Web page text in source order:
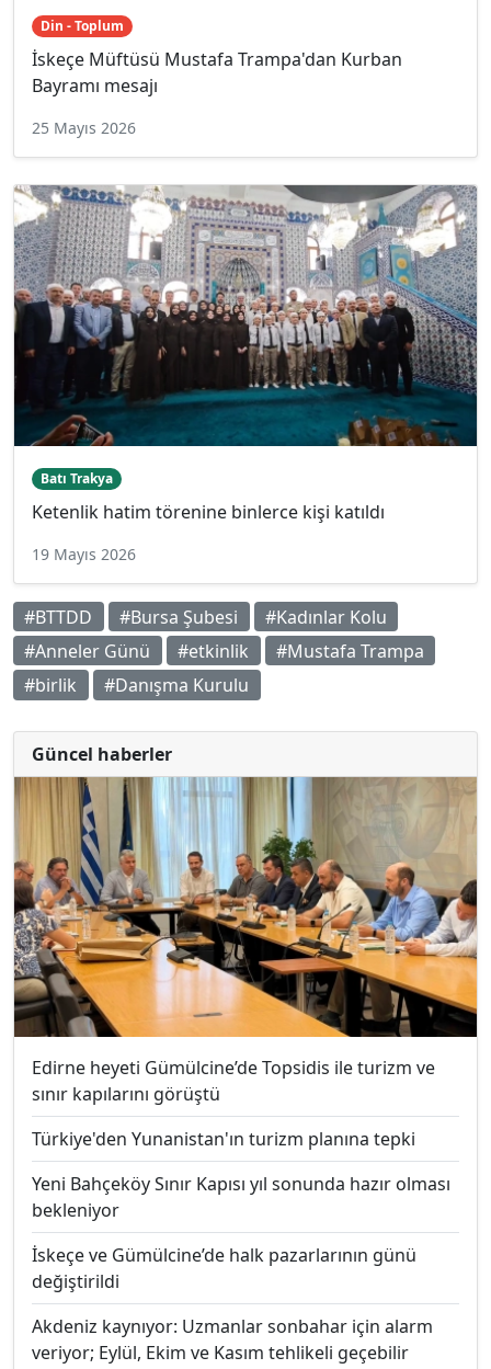
Din - Toplum
İskeçe Müftüsü Mustafa Trampa'dan Kurban
Bayramı mesajı
25 Mayıs 2026
Batı Trakya
Ketenlik hatim törenine binlerce kişi katıldı
19 Mayıs 2026
#BTTDD #Bursa Şubesi
#Kadınlar Kolu
#Anneler Günü
#etkinlik
#Mustafa Trampa
#birlik
#Danışma Kurulu
Güncel haberler
Edirne heyeti Gümülcine’de Topsidis ile turizm ve
sınır kapılarını görüştü
Türkiye'den Yunanistan'ın turizm planına tepki
Yeni Bahçeköy Sınır Kapısı yıl sonunda hazır olması
bekleniyor
İskeçe ve Gümülcine’de halk pazarlarının günü
değiştirildi
Akdeniz kaynıyor: Uzmanlar sonbahar için alarm
veriyor; Eylül, Ekim ve Kasım tehlikeli geçebilir